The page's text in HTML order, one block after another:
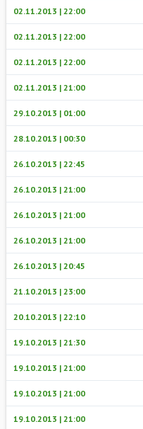
02.11.2013 | 22:00
02.11.2013 | 22:00
02.11.2013 | 22:00
02.11.2013 | 21:00
29.10.2013 | 01:00
28.10.2013 | 00:30
26.10.2013 | 22:45
26.10.2013 | 21:00
26.10.2013 | 21:00
26.10.2013 | 21:00
26.10.2013 | 20:45
21.10.2013 | 23:00
20.10.2013 | 22:10
19.10.2013 | 21:30
19.10.2013 | 21:00
19.10.2013 | 21:00
19.10.2013 | 21:00